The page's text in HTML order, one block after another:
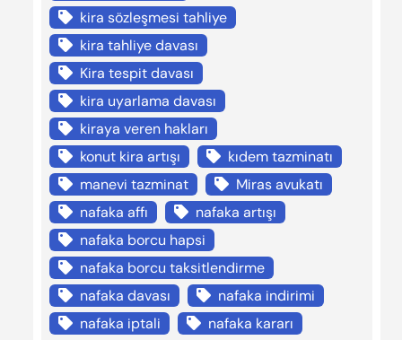
kira sözleşmesi tahliye
kira tahliye davası
Kira tespit davası
kira uyarlama davası
kiraya veren hakları
konut kira artışı
kıdem tazminatı
manevi tazminat
Miras avukatı
nafaka affı
nafaka artışı
nafaka borcu hapsi
nafaka borcu taksitlendirme
nafaka davası
nafaka indirimi
nafaka iptali
nafaka kararı